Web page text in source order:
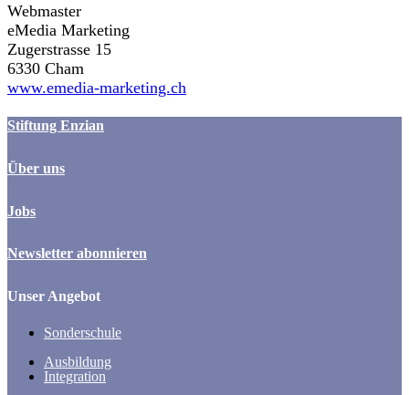
Webmaster
eMedia Marketing
Zugerstrasse 15
6330 Cham
www.emedia-marketing.ch
Stiftung Enzian
Über uns
Jobs
Newsletter abonnieren
Unser Angebot
Sonderschule
Ausbildung
Integration